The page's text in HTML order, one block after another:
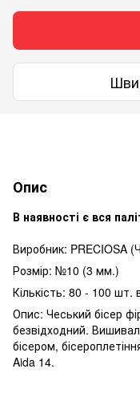
Опис
В наявності є вся
Виробник: PRECIOSA
Розмір: №10 (3 мм.)
Кількість: 80 - 100 шт.
Опис: Чеський бісер
безвідходний.
бісером,
Aida 14.